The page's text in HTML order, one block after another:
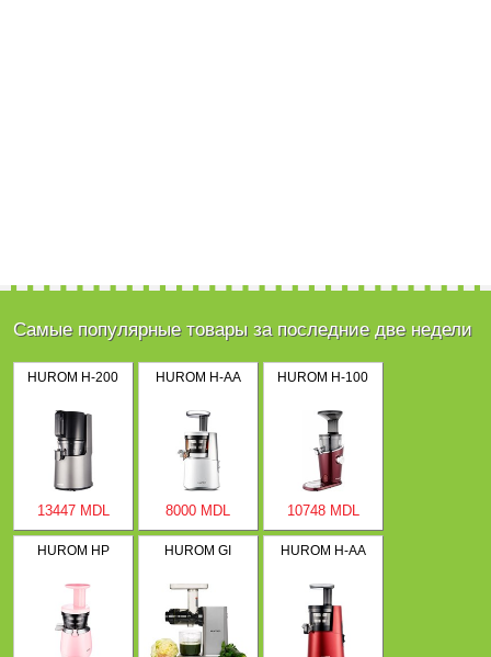
Самые популярные товары за последние две недели
HUROM H-200
13447 MDL
HUROM H-AA
8000 MDL
HUROM H-100
10748 MDL
HUROM HP HUROM GI HUROM H-AA